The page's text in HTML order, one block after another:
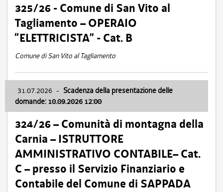
325/26 - Comune di San Vito al
Tagliamento – OPERAIO
“ELETTRICISTA” - Cat. B
Comune di San Vito al Tagliamento
31.07.2026 - Scadenza della presentazione delle
domande: 10.09.2026 12:00
324/26 – Comunità di montagna della
Carnia – ISTRUTTORE
AMMINISTRATIVO CONTABILE– Cat.
C – presso il Servizio Finanziario e
Contabile del Comune di SAPPADA